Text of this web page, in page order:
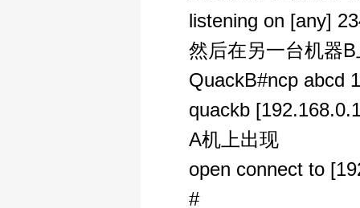
listening on [any]
然后在另一台机器
QuackB#ncp abcd
quackb
A机上出现
open connect to
#